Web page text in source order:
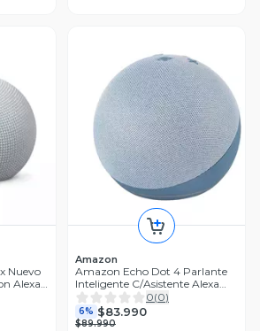
Nuevo
Alexa
Amazon
Amazon Echo Dot 4 Parlante
Inteligente C/Asistente Alexa
Color Azul
0(0)
6% $83.990
$89.990